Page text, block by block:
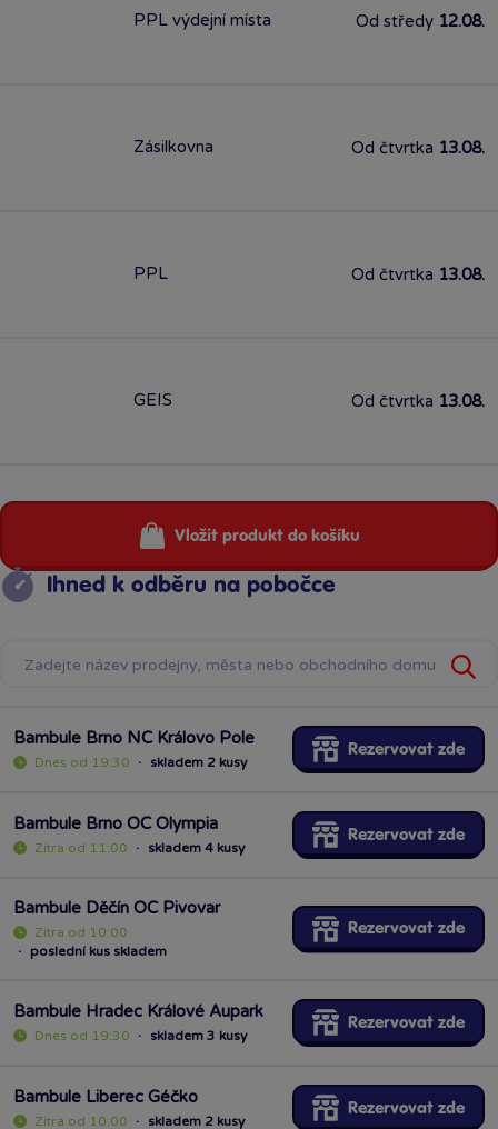
PPL výdejní místa Od středy 12.08.
Zásilkovna Od čtvrtka 13.08.
PPL Od čtvrtka 13.08.
GEIS Od čtvrtka 13.08.
Vložit produkt do košíku
Ihned k odběru na pobočce
Bambule Brno NC Královo Pole
Dnes od 19:30 · skladem 2 kusy
Rezervovat zde
Bambule Brno OC Olympia
Zítra od 11:00 · skladem 4 kusy
Rezervovat zde
Bambule Děčín OC Pivovar
Zítra od 10:00
·
poslední kus skladem
Rezervovat zde
Bambule Hradec Králové Aupark
Dnes od 19:30 · skladem 3 kusy
Rezervovat zde
Bambule Liberec Géčko
Zítra od 10:00 · skladem 2 kusy
Rezervovat zde